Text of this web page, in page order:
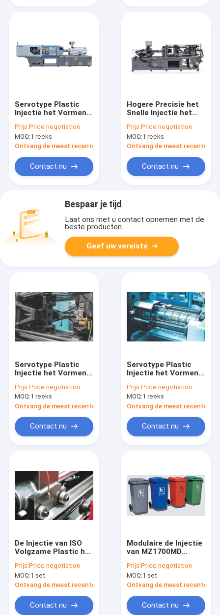
Servotype Plastic
Injectie het Vormen
voor Plastic
Dagelijkse Noodzaak
Prijs:Price negotiation
MOQ:1 reeks
Ontvang de meest recente Prijs
Contact nu
Hogere Precisie het
Snelle Injectie het
Machineschroef
Manier plastificeren
Prijs:Price negotiation
MOQ:1 reeks
Ontvang de meest recente
Contact nu
Bespaar je tijd
Laat ons met u contact opnemen met de
beste producten.
Geef uw vereiste
Servotype Plastic
Injectie het Vormen
met Betere het
Vormen Stabiliteit
Prijs:Price negotiation
MOQ:1 reeks
Ontvang de meest recente Prijs
Contact nu
Servotype Plastic
Injectie het Vormen
voor het
Toestellendelen van
Douaneplasticing
Prijs:Price negotiation
MOQ:1 reeks
Ontvang de meest recente
Contact nu
De Injectie van ISO
Volgzame Plastic het
MZ1700MD voor
Grote Grootte
Plastic Producten
Prijs:Price negotiation
MOQ:1 set
Ontvang de meest recente Prijs
Contact nu
Modulaire de Injectie
van MZ1700MD
Machine om tot 120L
Plastic Stofbak Te
maken
Prijs:Price negotiation
MOQ:1 set
Ontvang de meest recente
Contact nu